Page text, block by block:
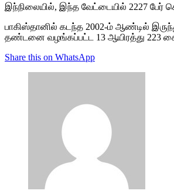
இந்நிலையில், இந்த வேட்டையில் 2227 பேர்
பாகிஸ்தானில் கடந்த 2002-ம் ஆண்டில்
தண்டனை வழங்கப்பட்ட 13 ஆயிரத்து 223
Share this on WhatsApp